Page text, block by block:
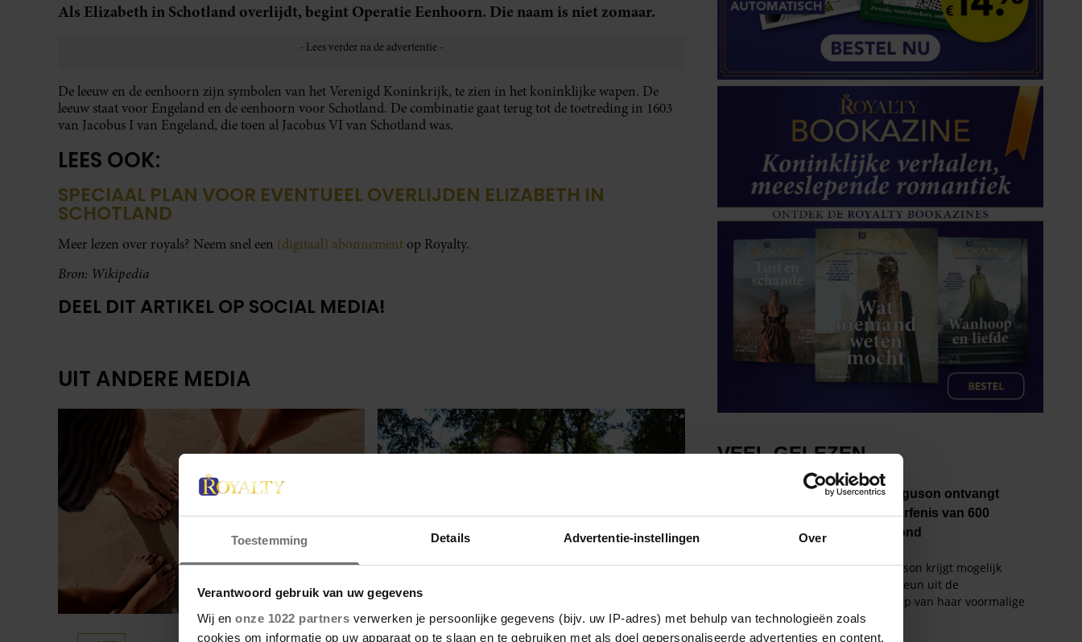
Toestemming Details Advertentie-instellingen Over
Verantwoord gebruik van uw gegevens
Wij en onze 1022 partners verwerken je persoonlijke gegevens (bijv. uw IP-adres) met behulp van technologieën zoals
cookies om informatie op uw apparaat op te slaan en te gebruiken met als doel gepersonaliseerde advertenties en content,
Als Elizabeth in Schotland overlijdt, begint Operatie Eenhoorn. Die naam is niet zomaar.
De leeuw en de eenhoorn zijn symbolen van het Verenigd Koninkrijk, te zien in het koninklijke wapen. De
leeuw staat voor Engeland en de eenhoorn voor Schotland. De combinatie gaat terug tot de toetreding in 1603
van Jacobus I van Engeland, die toen al Jacobus VI van Schotland was.
LEES OOK:
SPECIAAL PLAN VOOR EVENTUEEL OVERLIJDEN ELIZABETH IN
SCHOTLAND
Meer lezen over royals? Neem snel een (digitaal) abonnement op Royalty.
Bron: Wikipedia
DEEL DIT ARTIKEL OP SOCIAL MEDIA!
UIT ANDERE MEDIA